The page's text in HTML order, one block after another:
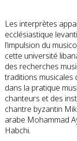
Les interprètes
ecclésiastique
l’impulsion du
cette université
des recherches
traditions musicales
dans la pratique
chanteurs et des
chantre byzantin
arabe Mohammad
Habchi.